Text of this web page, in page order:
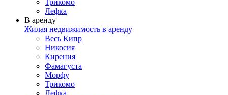
Трикомо
Лефка
В аренду
Жилая недвижимость в аренду
Весь Кипр
Никосия
Кирения
Фамагуста
Морфу
Трикомо
Лефка